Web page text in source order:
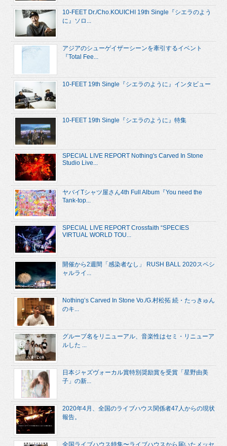
10-FEET Dr./Cho.KOUICHI 19th Single『シエラのよう
に』ソロ...
アジアのシューゲイザーシーンを牽引するイベント
『Total Fee...
10-FEET 19th Single『シエラのように』インタビュー
10-FEET 19th Single『シエラのように』特集
SPECIAL LIVE REPORT Nothing's Carved In Stone
Studio Live...
ヤバイTシャツ屋さん4th Full Album『You need the
Tank-top...
SPECIAL LIVE REPORT Crossfaith “SPECIES
VIRTUAL WORLD TOU...
開催から2週間「感染者なし」 RUSH BALL 2020スペシ
ャルライ...
Nothing’s Carved In Stone Vo./G.村松拓 続・たっきゅん
のキ...
グループ名をリニューアル、音楽性はセミ・リニューア
ルした ...
日本ジャズヴォーカル賞特別奨励賞を受賞「星野由美
子」の新...
2020年4月、全国のライブハウス関係者47人からの現状
報告。
全国ライブハウス特集〜ライブハウスから届いたメッセ